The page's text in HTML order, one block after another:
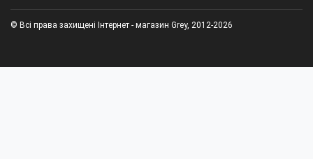
© Всі права захищені Інтернет - магазин Grey, 2012-2026